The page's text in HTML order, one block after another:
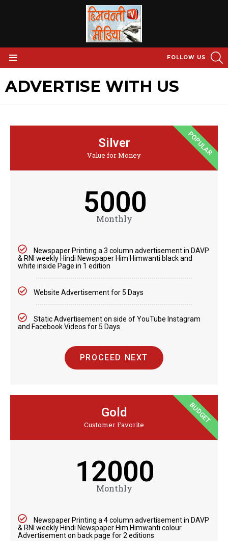
FOLLOW US
ADVERTISE WITH US
Silver
Value for Money
5000
Monthly
Newspaper Printing a 3 column advertisement in DAVP
& RNI weekly Hindi Newspaper Him Himwanti black and
white inside Page in 1 edition
Website Advertisement for 5 Days
Static Advertisement on side of YouTube Instagram
and Facebook Videos for 5 Days
PROCEED NEXT
POPULAR
Gold
Customer Favorite
12000
Monthly
Newspaper Printing a 4 column advertisement in DAVP
& RNI weekly Hindi Newspaper Him Himwanti colour
Advertisement on back page for 2 editions
BUDGET